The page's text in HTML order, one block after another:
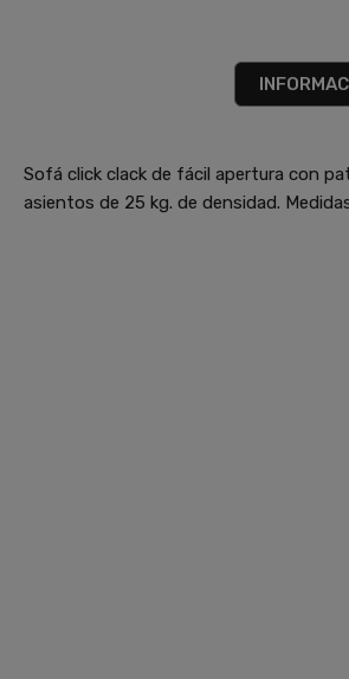
Sofá click clack de fácil apertura con
asientos de 25 kg. de densidad.